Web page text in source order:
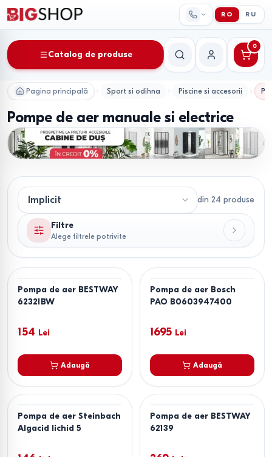
RO RU
Catalog de produse
CăutareContul meu
0
Pagina principală Sport si odihna Piscine si accesorii
Pompe de aer manuale si electrice
din 24 produse
Filtre
Alege filtrele potrivite
Pompa de aer BESTWAY
62321BW
154 Lei
Adaugă
Pompa de aer Bosch
PAO B0603947400
1695 Lei
Adaugă
Pompa de aer Steinbach
Algacid lichid 5
Pompa de aer BESTWAY
62139